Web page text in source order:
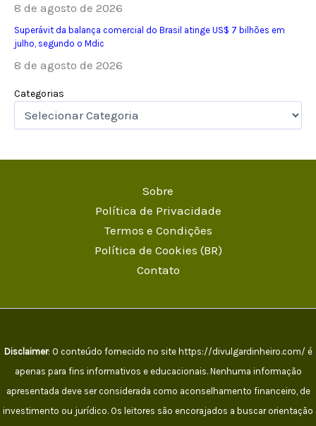
8 de agosto de 2026
Superávit da balança comercial do Brasil atinge US$ 7 bilhões em
julho, segundo o Mdic
8 de agosto de 2026
Categorias
Sobre
Política de Privacidade
Termos e Condições
Política de Cookies (BR)
Contato
Disclaimer: O conteúdo fornecido no site https://divulgardinheiro.com/ é
apenas para fins informativos e educacionais. Nenhuma informação
apresentada deve ser considerada como aconselhamento financeiro, de
investimento ou jurídico. Os leitores são encorajados a buscar orientação